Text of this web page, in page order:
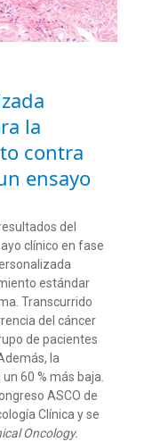
la
contra
ensayo
del
clínico en fase
estándar
Transcurrido
del cáncer
de pacientes
la
60 % más baja.
ASCO de
Clínica y se
Oncology.